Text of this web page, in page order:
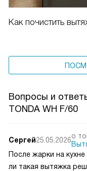
Как почистить
Вопросы и
TONDA WH F/60
Сергей25.05.2026о
После жарки на
ли такая вытяжка